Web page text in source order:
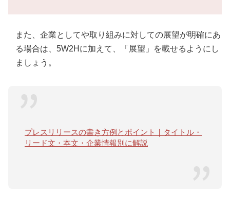
また、企業としてや取り組みに対しての展望が明確にあ
る場合は、5W2Hに加えて、「展望」を載せるようにし
ましょう。
プレスリリースの書き方例とポイント｜タイトル・
リード文・本文・企業情報別に解説